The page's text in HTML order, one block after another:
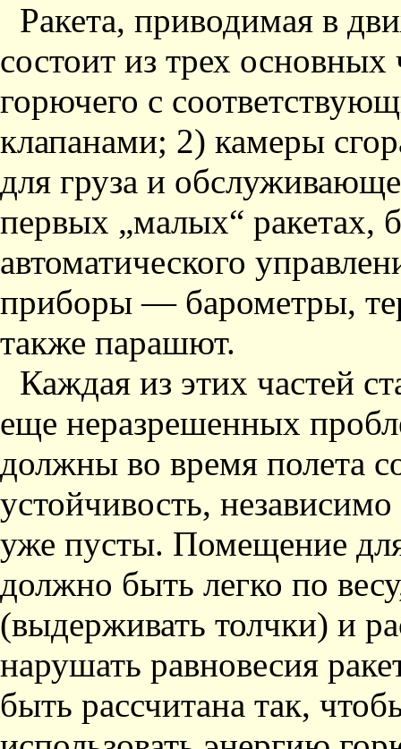
Ракета, приводимая в
состоит из трех
горючего с
клапанами; 2) камеры
для груза и
первых „малых“ ракетах,
автоматического
приборы — барометры,
также парашют.
Каждая из этих частей
еще неразрешенных
должны во время полета
устойчивость,
уже пусты. Помещение
должно быть легко по
(выдерживать толчки) и
нарушать равновесия
быть рассчитана так,